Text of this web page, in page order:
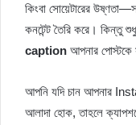
কিংবা সোয়েটারের
কনটেন্ট তৈরি করে। কিন্তু
caption আপনার পোস্টকে
আপনি যদি চান আপনার
আলাদা হোক, তাহলে